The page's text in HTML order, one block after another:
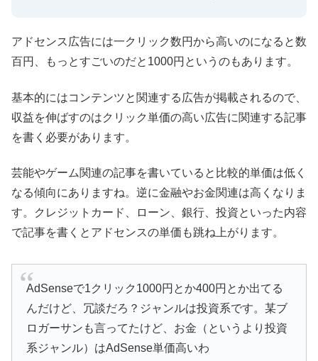
アドセンス広告には一クリック数円から高いのになると数
百円、もっとすごいのだと1000円というのもあります。
基本的にはコンテンツと関連する広告が掲載されるので、
収益を伸ばすのはクリック単価の高い広告に関連する記事
を書く必要があります。
芸能やゲーム関連の記事を書いていると比較的単価は低く
なる傾向にありますね。逆に金融やお金関連は高くなりま
す。クレジットカード、ローン、銀行、投資といった内容
で記事を書くとアドセンスの単価も跳ね上がります。
AdSenseで1クリック1000円とか400円とか出てる
んだけど、冗談だろ？ジャンルは投資系です。某ブ
ロガーサンも言ってたけど、お金（というより投資
系ジャンル）はAdSense単価高いわ